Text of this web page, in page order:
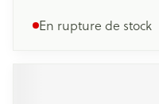
En rupture de stock